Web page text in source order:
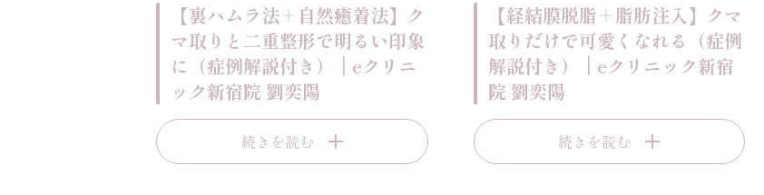
【裏ハムラ法＋自然癒着法】ク
マ取りと二重整形で明るい印象
に（症例解説付き）｜eクリニ
ック新宿院 劉奕陽
続きを読む
【経結膜脱脂＋脂肪注入】クマ
取りだけで可愛くなれる（症例
解説付き）｜eクリニック新宿
院 劉奕陽
続きを読む